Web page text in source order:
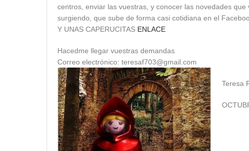
centros, enviar las vuestras, y conocer las novedades que
surgiendo, que sube de forma casi cotidiana en el
Y UNAS CAPERUCITAS ENLACE
Hacedme llegar vuestras demandas
Correo electrónico: teresaf703@gmail.com
Teresa